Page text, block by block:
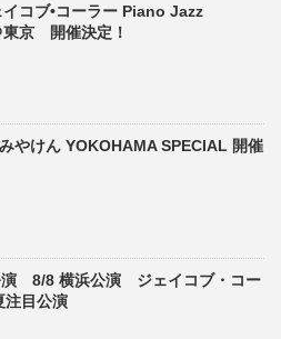
コブ•コーラー Piano Jazz
京 開催決定！
やけん YOKOHAMA SPECIAL 開催
演 8/8 横浜公演 ジェイコブ・コー
注目公演